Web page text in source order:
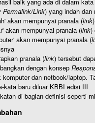
Permalink/Link) yang indah
akan mempunyai pranala (link
akan mempunyai pranala (link)
akan mempunyai pranala (
pranala (link) tersebut
dengan konsep
komputer dan netbook/laptop.
kata baru diluar KBBI edisi III
di bagian definisi seperti